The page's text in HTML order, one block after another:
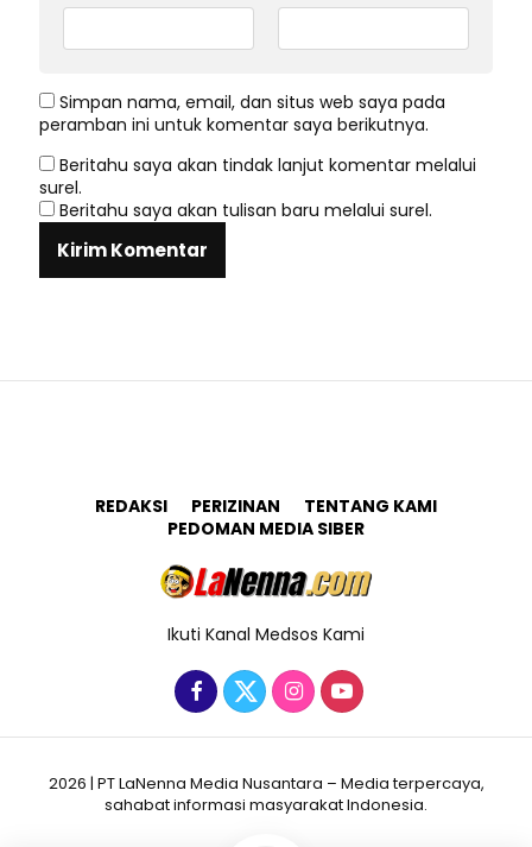
Simpan nama, email, dan situs web saya pada
peramban ini untuk komentar saya berikutnya.
Beritahu saya akan tindak lanjut komentar melalui
surel.
Beritahu saya akan tulisan baru melalui surel.
REDAKSI PERIZINAN
TENTANG KAMI
PEDOMAN MEDIA SIBER
Ikuti Kanal Medsos Kami
2026 | PT LaNenna Media Nusantara – Media terpercaya,
sahabat informasi masyarakat Indonesia.